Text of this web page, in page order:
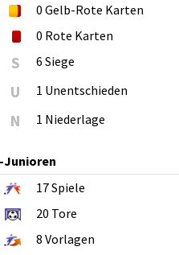
0 Gelb-Rote Karten
0 Rote Karten
S 6 Siege
U 1 Unentschieden
N 1 Niederlage
Junioren
17Spiele
20 Tore
8 Vorlagen